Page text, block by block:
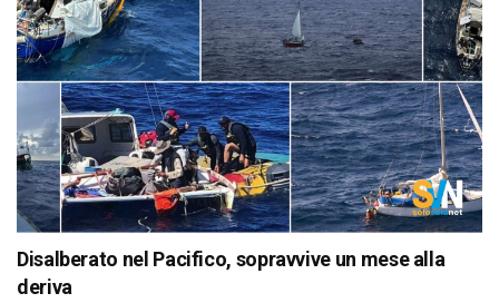
Disalberato nel Pacifico, sopravvive un mese alla
deriva